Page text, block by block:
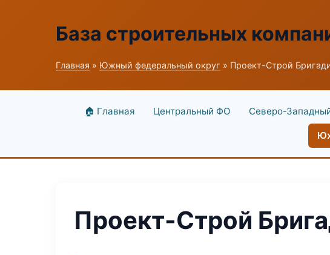
База строительных
Главная » Южный федеральный округ » Проект-Строй
🏠 Главная Центральный ФО Северо-
Проект-Строй